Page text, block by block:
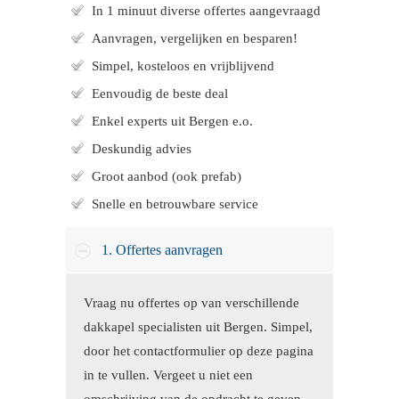
In 1 minuut diverse offertes aangevraagd
Aanvragen, vergelijken en besparen!
Simpel, kosteloos en vrijblijvend
Eenvoudig de beste deal
Enkel experts uit Bergen e.o.
Deskundig advies
Groot aanbod (ook prefab)
Snelle en betrouwbare service
1. Offertes aanvragen
Vraag nu offertes op van verschillende
dakkapel specialisten uit Bergen. Simpel,
door het contactformulier op deze pagina
in te vullen. Vergeet u niet een